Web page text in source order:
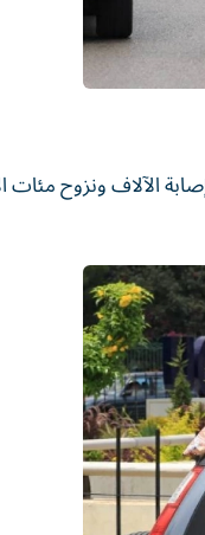
مارس الماضي أدت إلى مقتل وإصابة الآلاف